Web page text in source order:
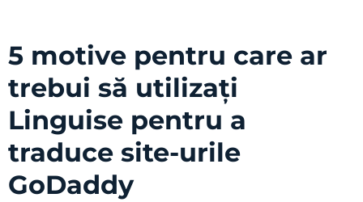
5 motive pentru care ar
trebui să utilizați
Linguise pentru a
traduce site-urile
GoDaddy